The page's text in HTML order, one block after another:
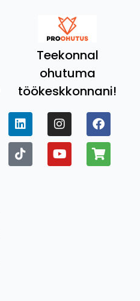
Teekonnal
ohutuma
töökeskkonnani!